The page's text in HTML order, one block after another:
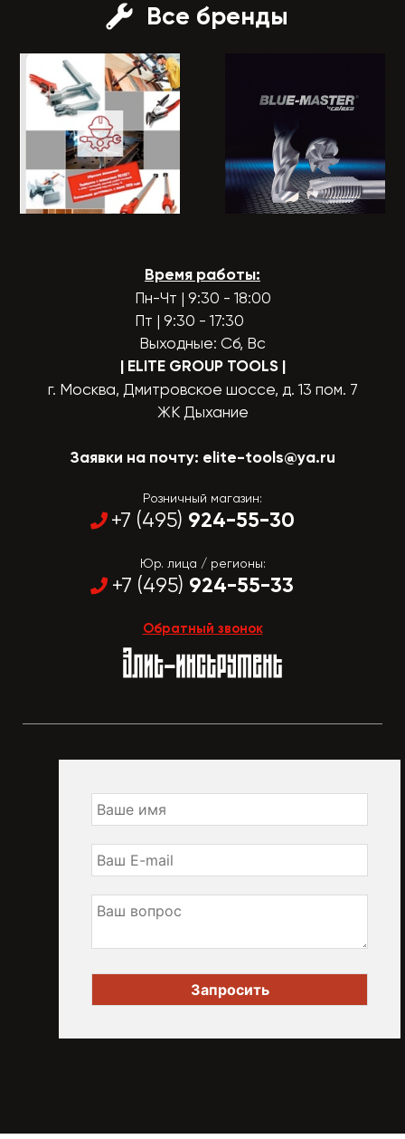
Все бренды
Время работы:
Пн-Чт | 9:30 - 18:00
Пт | 9:30 - 17:30
Выходные: Сб, Вс
| ELITE GROUP TOOLS |
г. Москва, Дмитровское шоссе, д. 13 пом. 7
ЖК Дыхание
Заявки на почту: elite-tools@ya.ru
Розничный магазин:
+7 (495) 924-55-30
Юр. лица / регионы:
+7 (495) 924-55-33
Обратный звонок